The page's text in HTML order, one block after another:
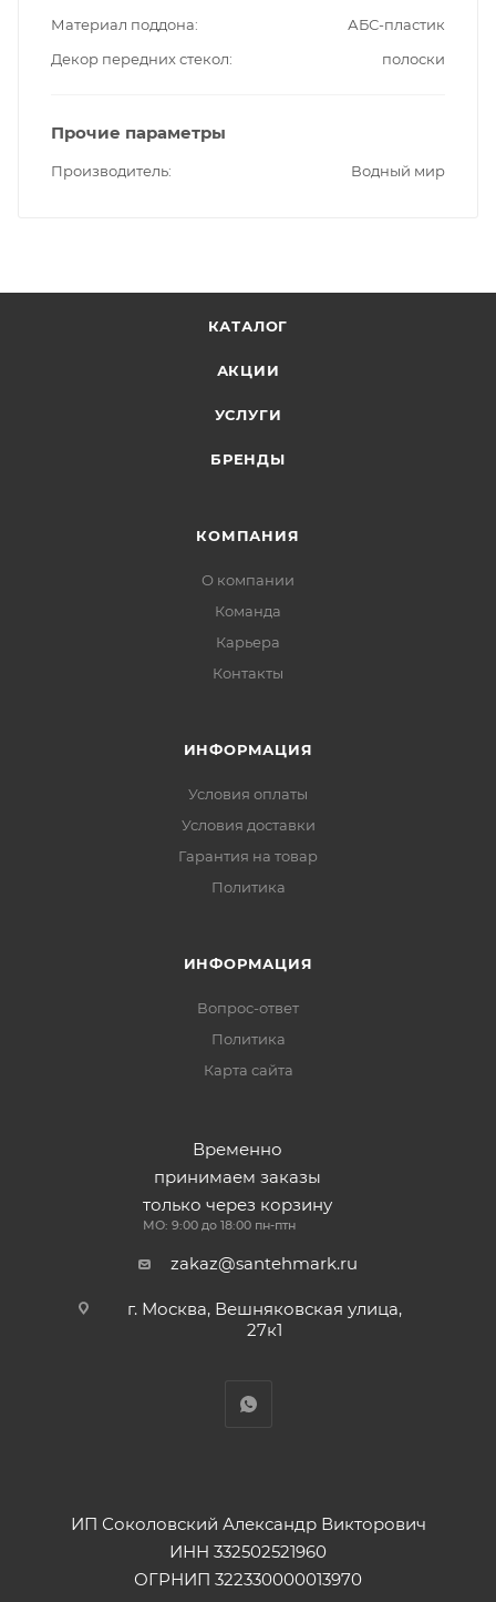
Материал поддона
АБС-пластик
Декор передних стекол
полоски
Прочие параметры
Производитель Водный мир
КАТАЛОГ
АКЦИИ
УСЛУГИ
БРЕНДЫ
КОМПАНИЯ
О компании
Команда
Карьера
Контакты
ИНФОРМАЦИЯ
Условия оплаты
Условия доставки
Гарантия на товар
Политика
ИНФОРМАЦИЯ
Вопрос-ответ
Политика
Карта сайта
Временно
принимаем заказы
только через корзину
МО: 9:00 до 18:00 пн-птн
zakaz@santehmark.ru
г. Москва, Вешняковская улица,
27к1
ИП Соколовский Александр Викторович
ИНН 332502521960
ОГРНИП 322330000013970